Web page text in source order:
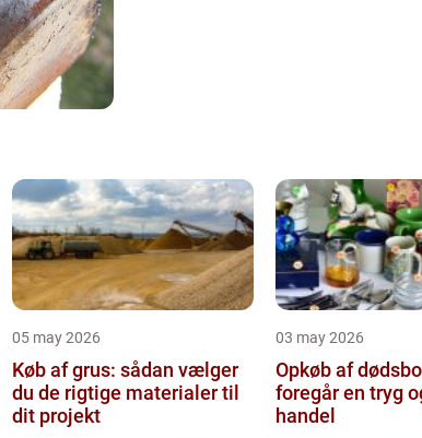
05 may 2026
Køb af grus: sådan vælger
du de rigtige materialer til
dit projekt
03 may 2026
Opkøb af dødsbo sådan
foregår en tryg
handel